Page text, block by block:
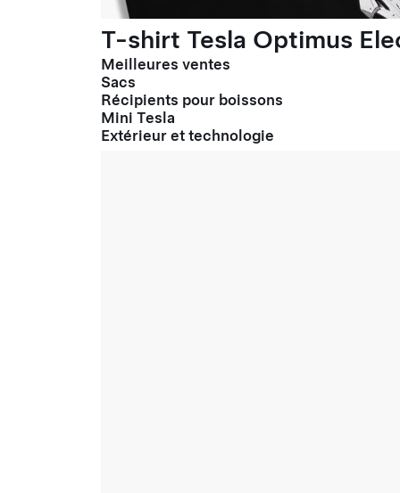
T-shirt Tesla Optimus
Meilleures ventes
Sacs
Récipients pour boissons
Mini Tesla
Extérieur et technologie